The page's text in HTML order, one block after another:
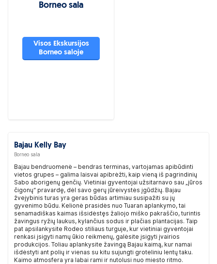
Borneo sala
Visos Ekskursijos
Borneo saloje
Bajau Kelly Bay
Borneo sala
Bajau bendruomenė – bendras terminas, vartojamas apibūdinti
vietos grupes – galima laisvai apibrėžti, kaip vieną iš pagrindinių
Sabo aborigenų genčių. Vietiniai gyventojai užsitarnavo sau „jūros
čigonų“ pravardę, dėl savo gerų jūreivystės įgūdžių. Bajau
žvejybinis turas yra geras būdas artimiau susipažiti su jų
gyvenimo būdu. Kelionė prasidės nuo Tuaran aplankymo, tai
senamadiškas kaimas išsidėstęs žaliojo miško pakraščio, turintis
žavingus ryžių laukus, kylančius sodus ir plačias plantacijas. Taip
pat apsilankysite Rodeo stiliaus turguje, kur vietiniai gyventojai
renkasi įsigyti namų ūkio reikmenų, galėsite įsigyti įvairios
produkcijos. Toliau aplankysite žavingą Bajau kaimą, kur namai
išdėstyti ant polių ir vienas su kitu sujungti groteliniu lentų taku.
Kaimo atmosfera yra labai rami ir nutolusi nuo miesto ritmo.